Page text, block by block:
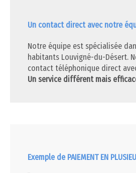
Un contact direct avec notre
Notre équipe est spécialisée
habitants Louvigné-du-Désert.
contact téléphonique direct
Un service différent mais
Exemple de PAIEMENT EN